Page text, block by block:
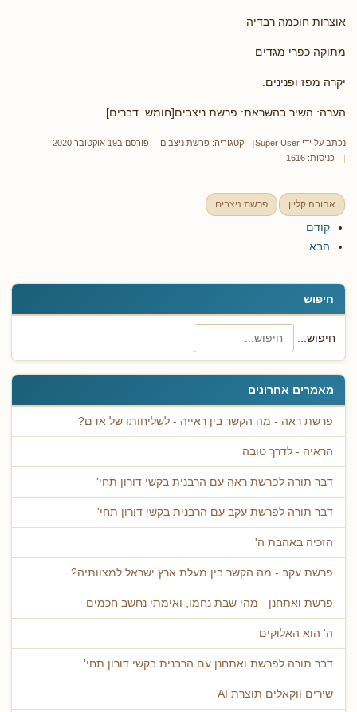
חיפוש
חיפוש...
מאמרים אחרונים
פרשת ראה - מה הקשר בין ראייה - לשליחותו של אדם?
הראיה - לדרך טובה
דבר תורה לפרשת ראה עם הרבנית בקשי דורון תחי'
דבר תורה לפרשת עקב עם הרבנית בקשי דורון תחי'
הזכיה באהבת ה'
פרשת עקב - מה הקשר בין מעלת ארץ ישראל למצוותיה?
פרשת ואתחנן - מהי שבת נחמו, ואימתי נחשב חכמים
ה' הוא האלוקים
דבר תורה לפרשת ואתחנן עם הרבנית בקשי דורון תחי'
שירים ווקאלים תוצרת AI
אוצרות חוכמה רבדיה
מתוקה כפרי מגדים
יקרה מפז ופנינים.
הערה: השיר בהשראת: פרשת ניצבים[חומש דברים]
נכתב על ידי Super User קטגוריה: פרשת ניצבים
פורסם ב19 אוקטובר 2020
כניסות: 1616
אהובה קליין פרשת ניצבים
קודם
הבא